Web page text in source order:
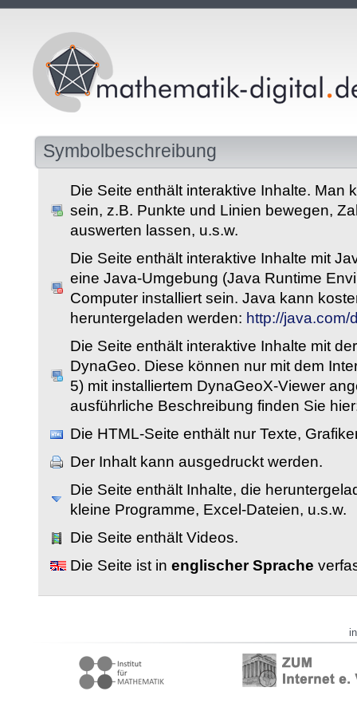
Symbolbeschreibung
Die Seite enthält interaktive Inhalte. Man
sein, z.B. Punkte und Linien bewegen,
auswerten lassen, u.s.w.
Die Seite enthält interaktive Inhalte mit
eine Java-Umgebung (Java Runtime
Computer installiert sein. Java kann
heruntergeladen werden: http://
Die Seite enthält interaktive Inhalte mit
DynaGeo. Diese können nur mit dem
5) mit installiertem DynaGeoX-Viewer
ausführliche Beschreibung finden Sie
Die HTML-Seite enthält nur Texte,
Der Inhalt kann ausgedruckt werden.
Die Seite enthält Inhalte, die
kleine Programme, Excel-Dateien, u.s.w.
Die Seite enthält Videos.
Die Seite ist in englischer Sprache